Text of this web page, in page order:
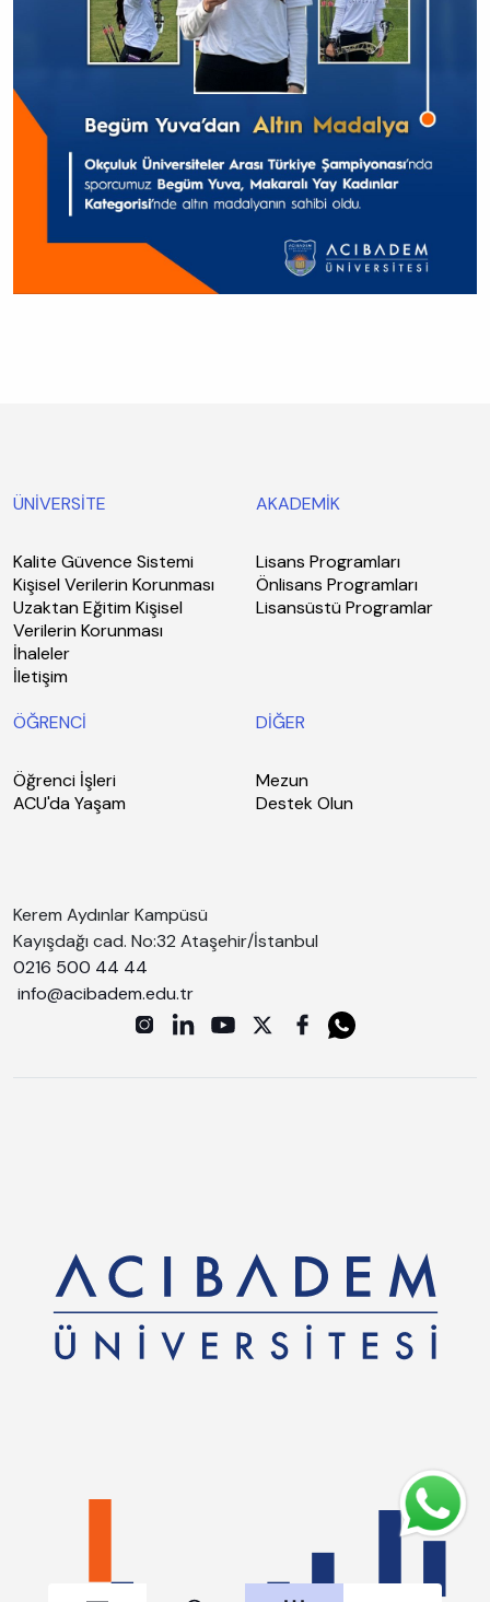
ÜNİVERSİTE
Kalite Güvence Sistemi
Kişisel Verilerin Korunması
Uzaktan Eğitim Kişisel
Verilerin Korunması
İhaleler
İletişim
AKADEMİK
Lisans Programları
Önlisans Programları
Lisansüstü Programlar
ÖĞRENCİ
Öğrenci İşleri
ACU'da Yaşam
DİĞER
Mezun
Destek Olun
Kerem Aydınlar Kampüsü
Kayışdağı cad. No:32 Ataşehir/İstanbul
0216 500 44 44
info@acibadem.edu.tr